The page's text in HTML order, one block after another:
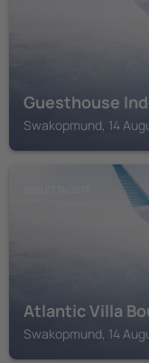
Guesthouse
Swakopmund, 14
Atlantic Villa
Swakopmund, 14